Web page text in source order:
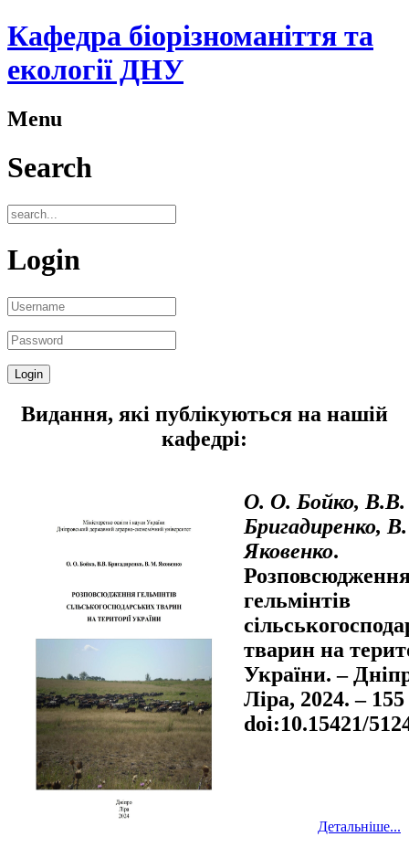
Кафедра біорізноманіття та
екології ДНУ
Menu
Search
Login
Видання, які публікуються на нашій
кафедрі:
О. О. Бойко, В.В.
Бригадиренко,
Яковенко.
гельмінтів
тварин на
України. –
Ліра, 2024. – 155
doi:10.15421/
Детальніше...